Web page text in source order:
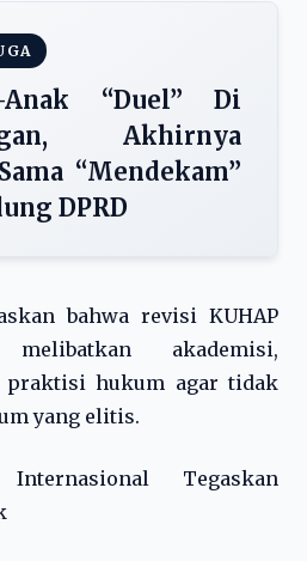
Anak “Duel” Di
Akhirnya
“Mendekam”
DPRD
bahwa revisi KUHAP
akademisi,
praktisi hukum agar tidak
yang elitis.
Tegaskan